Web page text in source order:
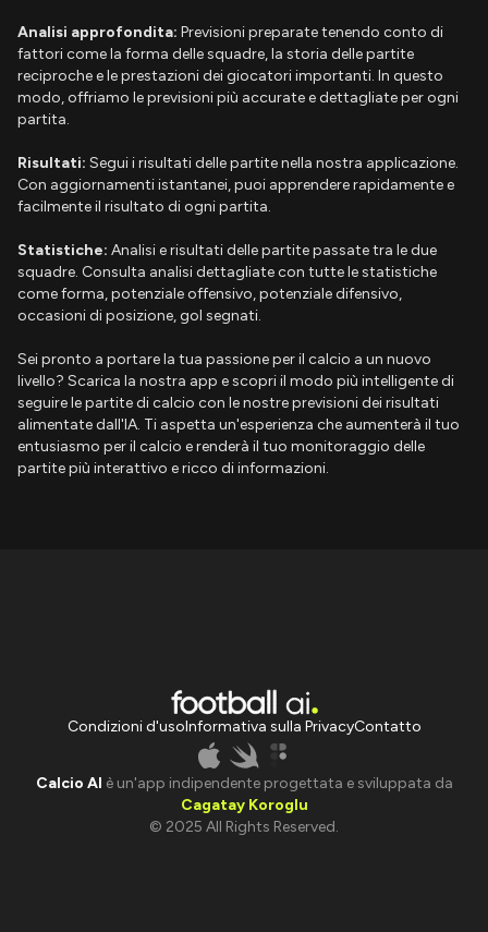
Analisi approfondita: Previsioni preparate tenendo conto di
fattori come la forma delle squadre, la storia delle partite
reciproche e le prestazioni dei giocatori importanti. In questo
modo, offriamo le previsioni più accurate e dettagliate per ogni
partita.
Risultati: Segui i risultati delle partite nella nostra applicazione.
Con aggiornamenti istantanei, puoi apprendere rapidamente e
facilmente il risultato di ogni partita.
Statistiche: Analisi e risultati delle partite passate tra le due
squadre. Consulta analisi dettagliate con tutte le statistiche
come forma, potenziale offensivo, potenziale difensivo,
occasioni di posizione, gol segnati.
Sei pronto a portare la tua passione per il calcio a un nuovo
livello? Scarica la nostra app e scopri il modo più intelligente di
seguire le partite di calcio con le nostre previsioni dei risultati
alimentate dall'IA. Ti aspetta un'esperienza che aumenterà il tuo
entusiasmo per il calcio e renderà il tuo monitoraggio delle
partite più interattivo e ricco di informazioni.
Condizioni d'usoInformativa sulla PrivacyContatto
Calcio AI è un'app indipendente progettata e sviluppata da
Cagatay Koroglu
© 2025 All Rights Reserved.